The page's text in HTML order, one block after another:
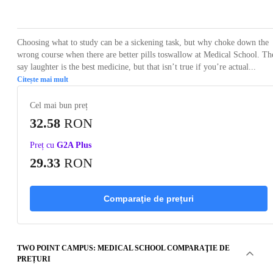
Choosing what to study can be a sickening task, but why choke down the
wrong course when there are better pills toswallow at Medical School.
say laughter is the best medicine, but that isn’t true if you’re actual...
Citește mai mult
Cel mai bun preț
32.58 RON
Preț cu G2A Plus
29.33 RON
Comparaţie de prețuri
TWO POINT CAMPUS: MEDICAL SCHOOL COMPARAŢIE DE
PREȚURI